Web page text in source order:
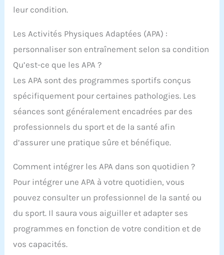
décolleté et vous donne un look sexy en vacances.
Que ce soit pour les vacances d'été, les fêtes sur
spa, ce bikini sportif et élégant est le compagnon
leur condition.
Les Activités Physiques Adaptées (APA) :
personnaliser son entraînement selon sa condition
Qu’est-ce que les APA ?
Les APA sont des programmes sportifs conçus
spécifiquement pour certaines pathologies. Les
séances sont généralement encadrées par des
professionnels du sport et de la santé afin
d’assurer une pratique sûre et bénéfique.
Comment intégrer les APA dans son quotidien ?
Pour intégrer une APA à votre quotidien, vous
pouvez consulter un professionnel de la santé ou
du sport. Il saura vous aiguiller et adapter ses
programmes en fonction de votre condition et de
vos capacités.